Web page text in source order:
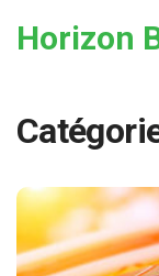
Horizon